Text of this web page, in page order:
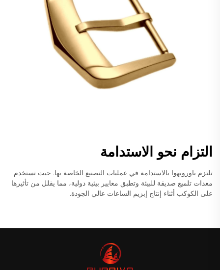
التزام نحو الاستدامة
تلتزم باورويهوا بالاستدامة في عمليات التصنيع الخاصة بها. حيث تستخدم
معدات تلميع صديقة للبيئة وتطبق معايير بيئية دولية، مما يقلل من تأثيرها
على الكوكب أثناء إنتاج إبزيم الساعات عالي الجودة.